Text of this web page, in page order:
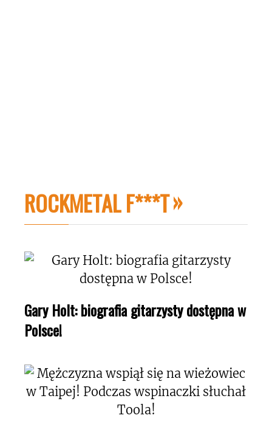
ROCKMETAL F***T
Gary Holt: biografia gitarzysty dostępna w
Polsce!